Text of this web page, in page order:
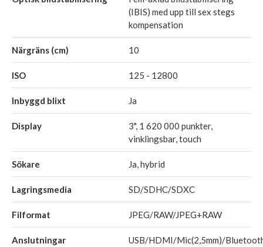
(IBIS) med upp till sex stegs
kompensation
Närgräns (cm) 10
ISO 125 - 12800
Inbyggd blixt Ja
Display
3", 1 620 000 punkter,
vinklingsbar, touch
Sökare Ja, hybrid
Lagringsmedia SD/SDHC/SDXC
Filformat JPEG/RAW/JPEG+RAW
Anslutningar USB/HDMI/Mic(2,5mm)/